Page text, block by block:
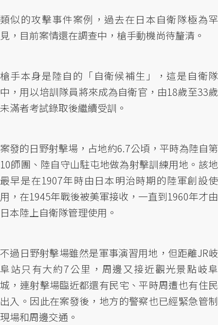
類似的攻擊事件案例，過去在日本自衛隊極為罕
見，目前案情還在調查中，槍手動機尚待釐清。
槍手本身是陸自的「自衛候補生」，這是自衛隊
中，用以培訓隊員將來成為自衛官，由18歲至33歲
未滿者考試錄取後繼續受訓。
案發的日野射擊場，占地約6.7公頃，平時為陸自第
10師團、陸自守山駐屯地做為射擊訓練用地。該地
最早是在1907年時由日本明治時期的陸軍創設使
用，在1945年戰後被美軍接收，一直到1960年才由
日本陸上自衛隊管理使用。
不過日野射擊場雖然是軍事演習用地，但距離JR岐
阜站只有大約7公里，周邊又接近觀光景點岐阜
城，連射擊場臨近都還有民宅、平時周遭也有住民
出入。因此在案發後，地方的警察也已經緊急管制
現場和周邊交通。